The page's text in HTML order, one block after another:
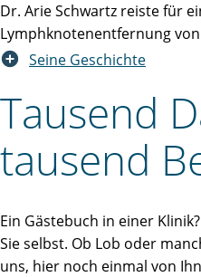
Dr. Arie Schwartz reiste für
Lymphknotenentfernung
Seine Geschichte
Tausend
tausend
Ein Gästebuch in einer
Sie selbst. Ob Lob oder
uns, hier noch einmal von